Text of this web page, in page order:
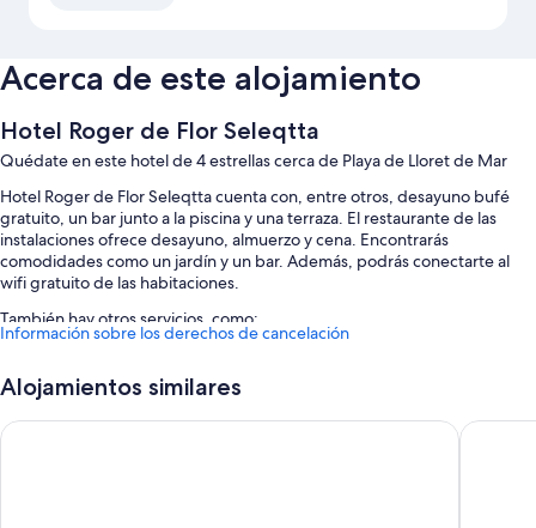
Acerca de este alojamiento
Hotel Roger de Flor Seleqtta
Quédate en este hotel de 4 estrellas cerca de Playa de Lloret de Mar
Hotel Roger de Flor Seleqtta cuenta con, entre otros, desayuno bufé
gratuito, un bar junto a la piscina y una terraza. El restaurante de las
instalaciones ofrece desayuno, almuerzo y cena. Encontrarás
comodidades como un jardín y un bar. Además, podrás conectarte al
wifi gratuito de las habitaciones.
También hay otros servicios, como:
Aparcamiento (de pago), un salón de fiestas y un servicio de
Servicio de celebración de bodas, un salón de eventos y una mesa
Información sobre los derechos de cancelación
Alojamientos similares
Costa Encantada Suites & Resort Hotel